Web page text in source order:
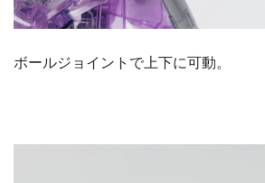
ボールジョイントで上下に可動。